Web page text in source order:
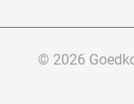
© 2026